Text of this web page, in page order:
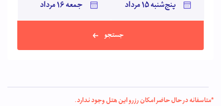
جستجو
*متاسفانه در حال حاضر امکان رزرو این هتل وجود ندارد.